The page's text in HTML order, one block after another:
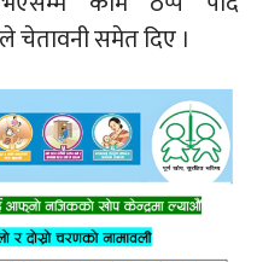
चेतावनी समेत दिए ।